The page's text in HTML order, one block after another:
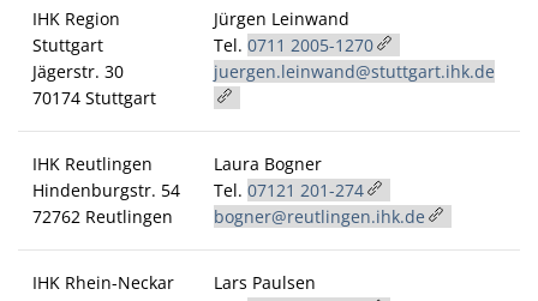
IHK Region
Stuttgart
Jägerstr. 30
70174 Stuttgart
Jürgen Leinwand
Tel. 0711 2005-1270
juergen.leinwand@stuttgart.ihk.de
IHK Reutlingen
Hindenburgstr. 54
72762 Reutlingen
Laura Bogner
Tel. 07121 201-274
bogner@reutlingen.ihk.de
IHK Rhein-Neckar
Lars Paulsen